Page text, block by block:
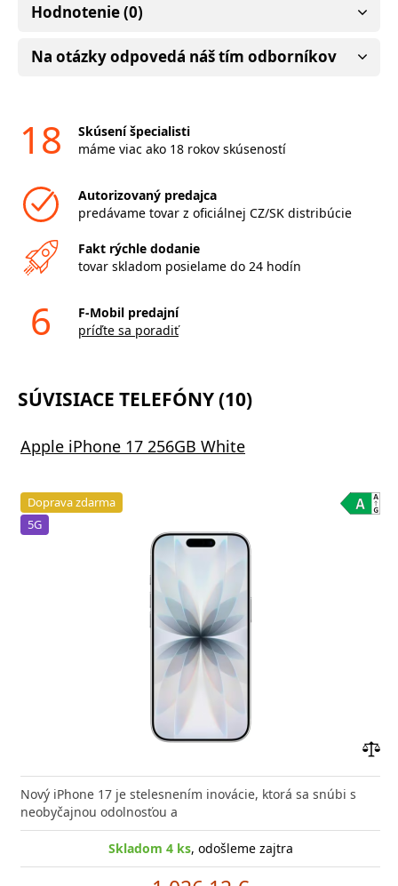
Hodnotenie (0)
Na otázky odpovedá náš tím odborníkov
18
Skúsení špecialisti
máme viac ako 18 rokov skúseností
Autorizovaný predajca
predávame tovar z oficiálnej CZ/SK distribúcie
Fakt rýchle dodanie
tovar skladom posielame do 24 hodín
6
F-Mobil predajní
príďte sa poradiť
SÚVISIACE TELEFÓNY (10)
Apple iPhone 17 256GB White
Doprava zdarma
5G
Nový iPhone 17 je stelesnením inovácie, ktorá sa snúbi s
neobyčajnou odolnosťou a
Skladom 4 ks, odošleme zajtra